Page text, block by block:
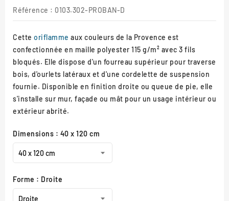
Référence : 0103.302-PROBAN-D
Cette oriflamme aux couleurs de la Provence est
confectionnée en maille polyester 115 g/m² avec 3 fils
bloqués. Elle dispose d'un fourreau supérieur pour traverse
bois, d'ourlets latéraux et d'une cordelette de suspension
fournie. Disponible en finition droite ou queue de pie, elle
s'installe sur mur, façade ou mât pour un usage intérieur ou
extérieur abrité.
Dimensions : 40 x 120 cm
Forme : Droite